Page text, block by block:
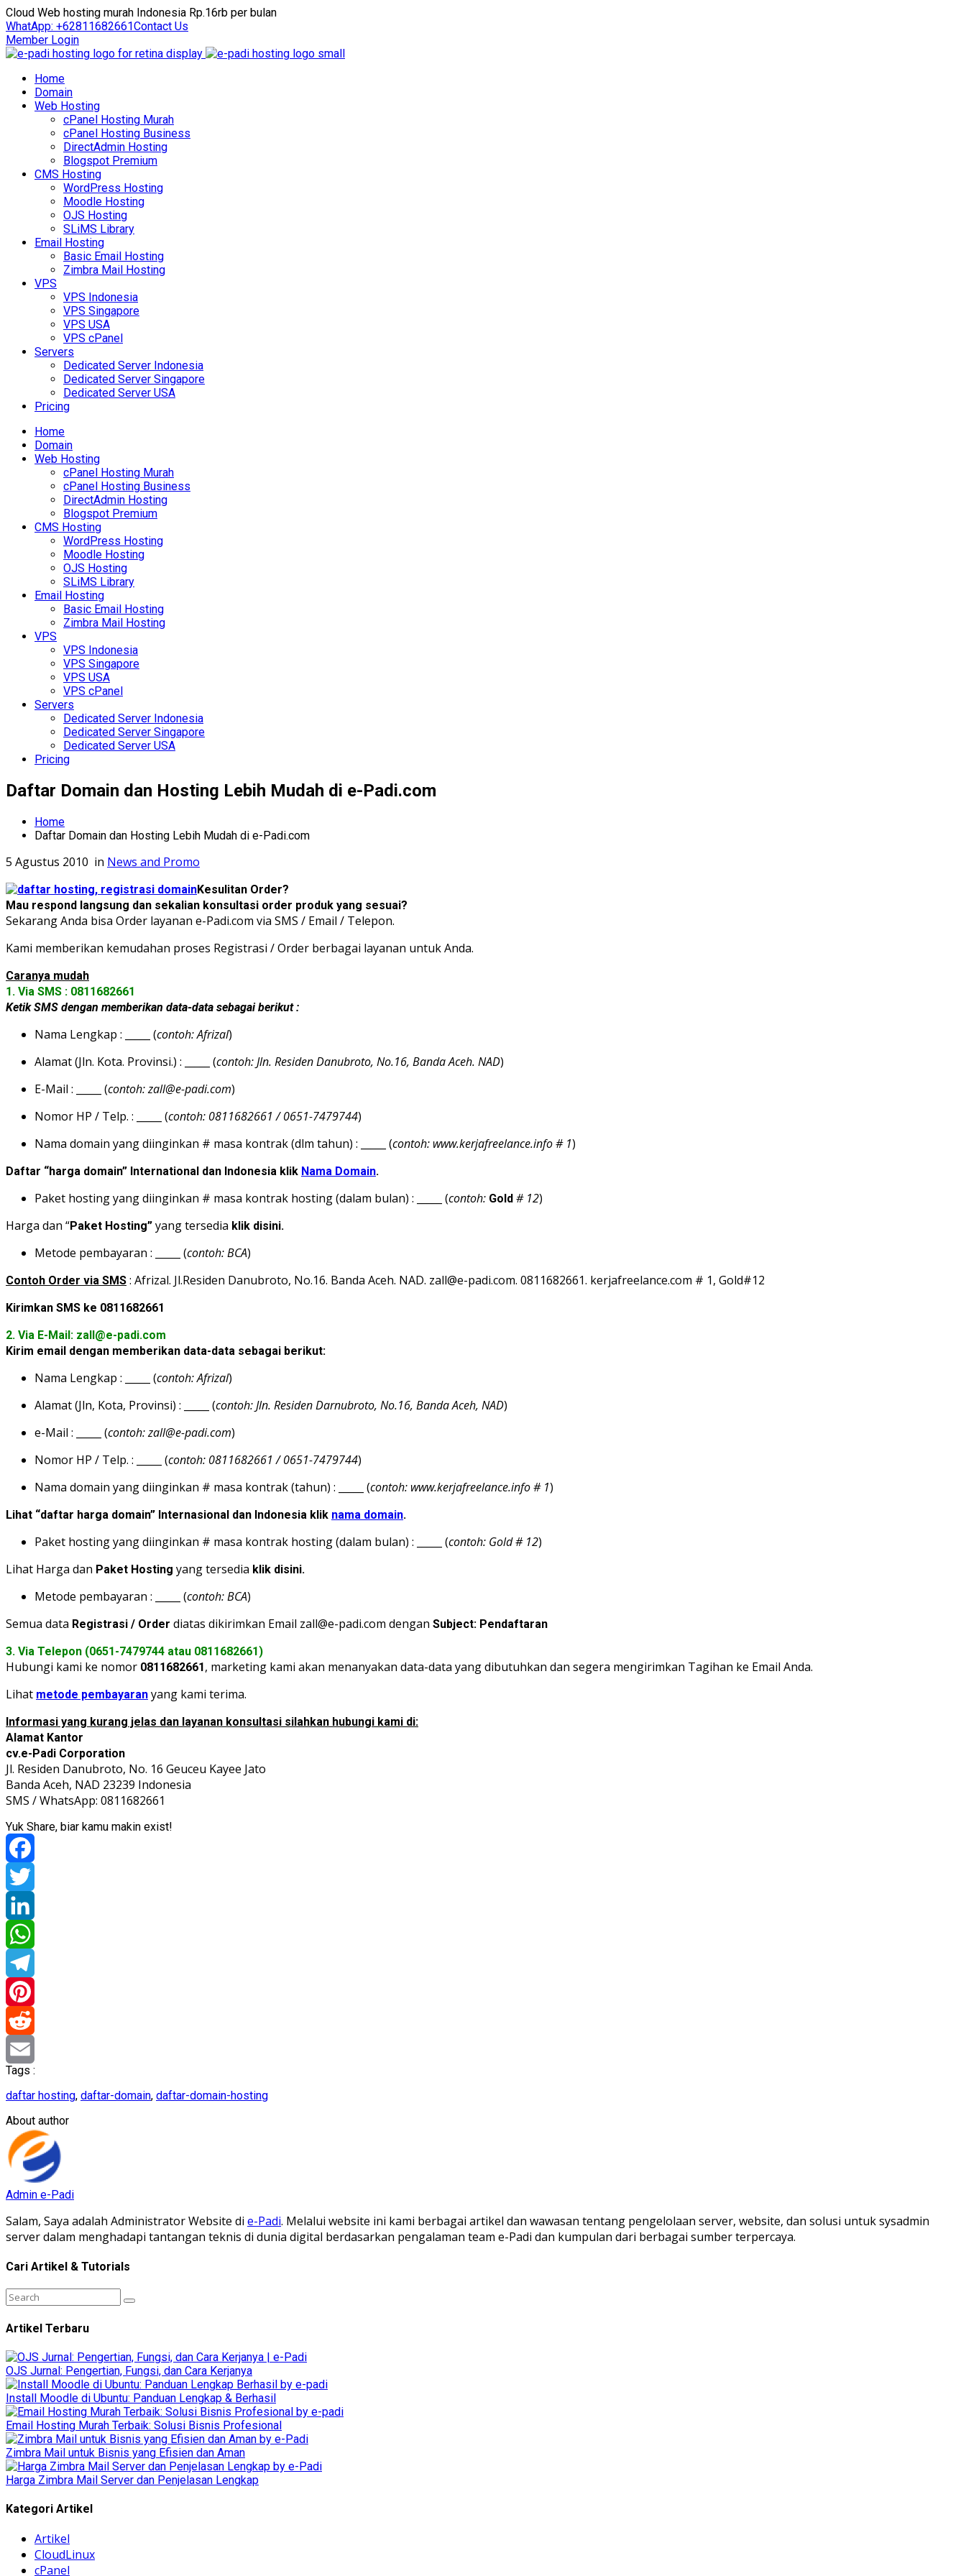
Cloud Web hosting murah Indonesia Rp.16rb per bulan
WhatApp: +62811682661Contact Us
Member Login
Home
Domain
Web Hosting
cPanel Hosting Murah
cPanel Hosting Business
DirectAdmin Hosting
Blogspot Premium
CMS Hosting
WordPress Hosting
Moodle Hosting
OJS Hosting
SLiMS Library
Email Hosting
Basic Email Hosting
Zimbra Mail Hosting
VPS
VPS Indonesia
VPS Singapore
VPS USA
VPS cPanel
Servers
Dedicated Server Indonesia
Dedicated Server Singapore
Dedicated Server USA
Pricing
Home
Domain
Web Hosting
cPanel Hosting Murah
cPanel Hosting Business
DirectAdmin Hosting
Blogspot Premium
CMS Hosting
WordPress Hosting
Moodle Hosting
OJS Hosting
SLiMS Library
Email Hosting
Basic Email Hosting
Zimbra Mail Hosting
VPS
VPS Indonesia
VPS Singapore
VPS USA
VPS cPanel
Servers
Dedicated Server Indonesia
Dedicated Server Singapore
Dedicated Server USA
Pricing
Daftar Domain dan Hosting Lebih Mudah di e-Padi.com
Home
Daftar Domain dan Hosting Lebih Mudah di e-Padi.com
5 Agustus 2010 in News and Promo
Kesulitan Order?
Mau respond langsung dan sekalian konsultasi order produk yang sesuai?
Sekarang Anda bisa Order layanan e-Padi.com via SMS / Email / Telepon.
Kami memberikan kemudahan proses Registrasi / Order berbagai layanan untuk Anda.
Caranya mudah
1. Via SMS : 0811682661
Ketik SMS dengan memberikan data-data sebagai berikut :
Nama Lengkap : _____ (contoh: Afrizal)
Alamat (Jln. Kota. Provinsi.) : _____ (contoh: Jln. Residen Danubroto, No.16, Banda Aceh. NAD)
E-Mail : _____ (contoh: zall@e-padi.com)
Nomor HP / Telp. : _____ (contoh: 0811682661 / 0651-7479744)
Nama domain yang diinginkan # masa kontrak (dlm tahun) : _____ (contoh: www.kerjafreelance.info # 1)
Daftar “harga domain” International dan Indonesia klik Nama Domain.
Paket hosting yang diinginkan # masa kontrak hosting (dalam bulan) : _____ (contoh: Gold # 12)
Harga dan “Paket Hosting” yang tersedia klik disini.
Metode pembayaran : _____ (contoh: BCA)
Contoh Order via SMS : Afrizal. Jl.Residen Danubroto, No.16. Banda Aceh. NAD. zall@e-padi.com. 0811682661. kerjafreelance.com # 1, Gold#12
Kirimkan SMS ke 0811682661
2. Via E-Mail: zall@e-padi.com
Kirim email dengan memberikan data-data sebagai berikut:
Nama Lengkap : _____ (contoh: Afrizal)
Alamat (Jln, Kota, Provinsi) : _____ (contoh: Jln. Residen Darnubroto, No.16, Banda Aceh, NAD)
e-Mail : _____ (contoh: zall@e-padi.com)
Nomor HP / Telp. : _____ (contoh: 0811682661 / 0651-7479744)
Nama domain yang diinginkan # masa kontrak (tahun) : _____ (contoh: www.kerjafreelance.info # 1)
Lihat “daftar harga domain” Internasional dan Indonesia klik nama domain.
Paket hosting yang diinginkan # masa kontrak hosting (dalam bulan) : _____ (contoh: Gold # 12)
Lihat Harga dan Paket Hosting yang tersedia klik disini.
Metode pembayaran : _____ (contoh: BCA)
Semua data Registrasi / Order diatas dikirimkan Email zall@e-padi.com dengan Subject: Pendaftaran
3. Via Telepon (0651-7479744 atau 0811682661)
Hubungi kami ke nomor 0811682661, marketing kami akan menanyakan data-data yang dibutuhkan dan segera mengirimkan Tagihan ke Email Anda.
Lihat metode pembayaran yang kami terima.
Informasi yang kurang jelas dan layanan konsultasi silahkan hubungi kami di:
Alamat Kantor
cv.e-Padi Corporation
Jl. Residen Danubroto, No. 16 Geuceu Kayee Jato
Banda Aceh, NAD 23239 Indonesia
SMS / WhatsApp: 0811682661
Yuk Share, biar kamu makin exist!
Facebook
Twitter
LinkedIn
WhatsApp
Telegram
Pinterest
Reddit
Email
Tags :
daftar hosting, daftar-domain, daftar-domain-hosting
About author
Admin e-Padi
Salam, Saya adalah Administrator Website di e-Padi. Melalui website ini kami berbagai artikel dan wawasan tentang pengelolaan server, website, dan solusi untuk sysadmin
server dalam menghadapi tantangan teknis di dunia digital berdasarkan pengalaman team e-Padi dan kumpulan dari berbagai sumber terpercaya.
Cari Artikel & Tutorials
Artikel Terbaru
OJS Jurnal: Pengertian, Fungsi, dan Cara Kerjanya
Install Moodle di Ubuntu: Panduan Lengkap & Berhasil
Email Hosting Murah Terbaik: Solusi Bisnis Profesional
Zimbra Mail untuk Bisnis yang Efisien dan Aman
Harga Zimbra Mail Server dan Penjelasan Lengkap
Kategori Artikel
Artikel
CloudLinux
cPanel